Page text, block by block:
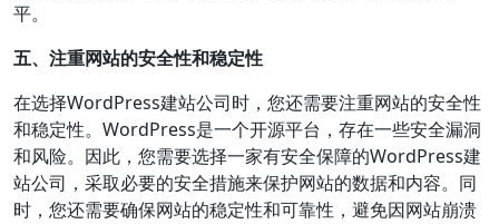
平。
五、注重网站的安全性和稳定性
在选择WordPress建站公司时，您还需要注重网站的安全性
和稳定性。WordPress是一个开源平台，存在一些安全漏洞
和风险。因此，您需要选择一家有安全保障的WordPress建
站公司，采取必要的安全措施来保护网站的数据和内容。同
时，您还需要确保网站的稳定性和可靠性，避免因网站崩溃